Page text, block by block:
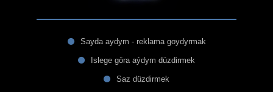
Sayda aydym - reklama goydyrmak
Islege göra aýdym düzdirmek
Saz düzdirmek